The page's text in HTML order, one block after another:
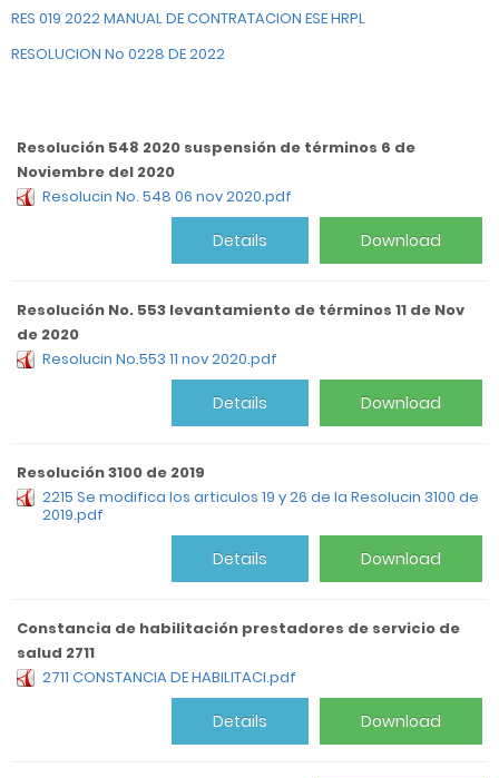
RES 019 2022 MANUAL DE CONTRATACION ESE HRPL
RESOLUCION No 0228 DE 2022
Resolución 548 2020 suspensión de términos 6 de
Noviembre del 2020
Resolucin No. 548 06 nov 2020.pdf
Download
Details
Resolución No. 553 levantamiento de términos 11 de Nov
de 2020
Resolucin No.553 11 nov 2020.pdf
Download
Details
Resolución 3100 de 2019
2215 Se modifica los articulos 19 y 26 de la Resolucin 3100 de
2019.pdf
Download
Details
Constancia de habilitación prestadores de servicio de
salud 2711
2711 CONSTANCIA DE HABILITACI.pdf
Download
Details